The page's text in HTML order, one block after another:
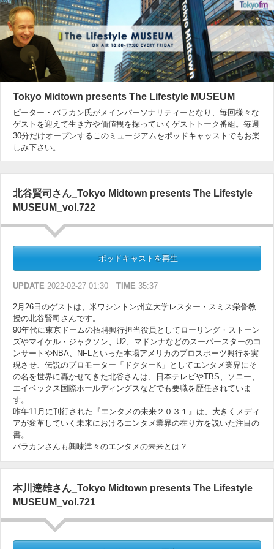
Tokyo Midtown presents The Lifestyle MUSEUM
ピーター・バラカン氏がメインパーソナリティーとなり、毎回様々な
ゲストを迎えて生き方や価値観を探っていくゲストトーク番組。毎週
30分だけオープンするこのミュージアムをポッドキャッストでもお楽
しみ下さい。
北谷賢司さん_Tokyo Midtown presents The Lifestyle
MUSEUM_vol.722
ポッドキャストを再生
UPDATE 2022-02-27 01:30 TIME 35:37
2月26日のゲストは、米ワシントン州立大学レスター・スミス栄誉教
授の北谷賢司さんです。
90年代に東京ドームの招聘興行担当役員としてローリング・ストーン
ズやマイケル・ジャクソン、U2、マドンナなどのスーパースターのコ
ンサートやNBA、NFLといった本場アメリカのプロスポーツ興行を実
現させ、伝説のプロモーター「ドクターK」としてエンタメ業界にそ
の名を世界に轟かせてきた北谷さんは、日本テレビやTBS、ソニー、
エイベックス国際ホールディングスなどでも要職を歴任されていま
す。
昨年11月に刊行された『エンタメの未来２０３１』は、大きくメディ
アが変革していく未来におけるエンタメ業界の在り方を説いた注目の
書。
バラカンさんも興味津々のエンタメの未来とは？
本川達雄さん_Tokyo Midtown presents The Lifestyle
MUSEUM_vol.721